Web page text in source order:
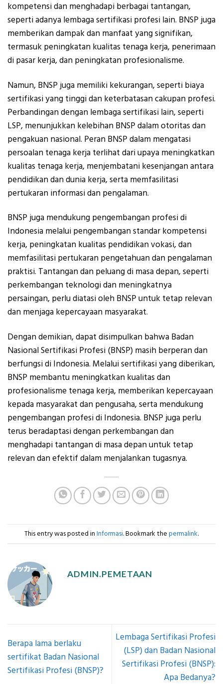
kompetensi dan menghadapi berbagai tantangan,
seperti adanya lembaga sertifikasi profesi lain. BNSP juga
memberikan dampak dan manfaat yang signifikan,
termasuk peningkatan kualitas tenaga kerja, penerimaan
di pasar kerja, dan peningkatan profesionalisme.
Namun, BNSP juga memiliki kekurangan, seperti biaya
sertifikasi yang tinggi dan keterbatasan cakupan profesi.
Perbandingan dengan lembaga sertifikasi lain, seperti
LSP, menunjukkan kelebihan BNSP dalam otoritas dan
pengakuan nasional. Peran BNSP dalam mengatasi
persoalan tenaga kerja terlihat dari upaya meningkatkan
kualitas tenaga kerja, menjembatani kesenjangan antara
pendidikan dan dunia kerja, serta memfasilitasi
pertukaran informasi dan pengalaman.
BNSP juga mendukung pengembangan profesi di
Indonesia melalui pengembangan standar kompetensi
kerja, peningkatan kualitas pendidikan vokasi, dan
memfasilitasi pertukaran pengetahuan dan pengalaman
praktisi. Tantangan dan peluang di masa depan, seperti
perkembangan teknologi dan meningkatnya
persaingan, perlu diatasi oleh BNSP untuk tetap relevan
dan menjaga kepercayaan masyarakat.
Dengan demikian, dapat disimpulkan bahwa Badan
Nasional Sertifikasi Profesi (BNSP) masih berperan dan
berfungsi di Indonesia. Melalui sertifikasi yang diberikan,
BNSP membantu meningkatkan kualitas dan
profesionalisme tenaga kerja, memberikan kepercayaan
kepada masyarakat dan pengusaha, serta mendukung
pengembangan profesi di Indonesia. BNSP juga perlu
terus beradaptasi dengan perkembangan dan
menghadapi tantangan di masa depan untuk tetap
relevan dan efektif dalam menjalankan tugasnya.
This entry was posted in Informasi. Bookmark the permalink.
ADMIN.PEMETAAN
Berapa lama berlaku
sertifikat Badan Nasional
Sertifikasi Profesi (BNSP)?
Lembaga Sertifikasi Profesi
(LSP) dan Badan Nasional
Sertifikasi Profesi (BNSP):
Apa Bedanya?